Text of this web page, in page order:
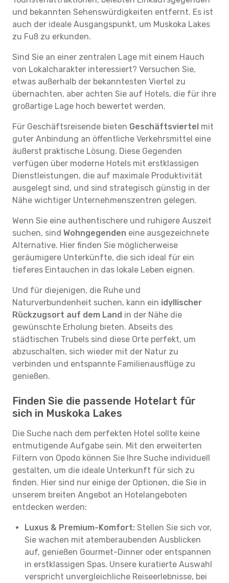
und bekannten Sehenswürdigkeiten entfernt. Es ist
auch der ideale Ausgangspunkt, um Muskoka Lakes
zu Fuß zu erkunden.
Sind Sie an einer zentralen Lage mit einem Hauch
von Lokalcharakter interessiert? Versuchen Sie,
etwas außerhalb der bekanntesten Viertel zu
übernachten, aber achten Sie auf Hotels, die für ihre
großartige Lage hoch bewertet werden.
Für Geschäftsreisende bieten Geschäftsviertel mit
guter Anbindung an öffentliche Verkehrsmittel eine
äußerst praktische Lösung. Diese Gegenden
verfügen über moderne Hotels mit erstklassigen
Dienstleistungen, die auf maximale Produktivität
ausgelegt sind, und sind strategisch günstig in der
Nähe wichtiger Unternehmenszentren gelegen.
Wenn Sie eine authentischere und ruhigere Auszeit
suchen, sind Wohngegenden eine ausgezeichnete
Alternative. Hier finden Sie möglicherweise
geräumigere Unterkünfte, die sich ideal für ein
tieferes Eintauchen in das lokale Leben eignen.
Und für diejenigen, die Ruhe und
Naturverbundenheit suchen, kann ein idyllischer
Rückzugsort auf dem Land in der Nähe die
gewünschte Erholung bieten. Abseits des
städtischen Trubels sind diese Orte perfekt, um
abzuschalten, sich wieder mit der Natur zu
verbinden und entspannte Familienausflüge zu
genießen.
Finden Sie die passende Hotelart für
sich in Muskoka Lakes
Die Suche nach dem perfekten Hotel sollte keine
entmutigende Aufgabe sein. Mit den erweiterten
Filtern von Opodo können Sie Ihre Suche individuell
gestalten, um die ideale Unterkunft für sich zu
finden. Hier sind nur einige der Optionen, die Sie in
unserem breiten Angebot an Hotelangeboten
entdecken werden:
Luxus & Premium-Komfort: Stellen Sie sich vor,
Sie wachen mit atemberaubenden Ausblicken
auf, genießen Gourmet-Dinner oder entspannen
in erstklassigen Spas. Unsere kuratierte Auswahl
verspricht unvergleichliche Reiseerlebnisse, bei